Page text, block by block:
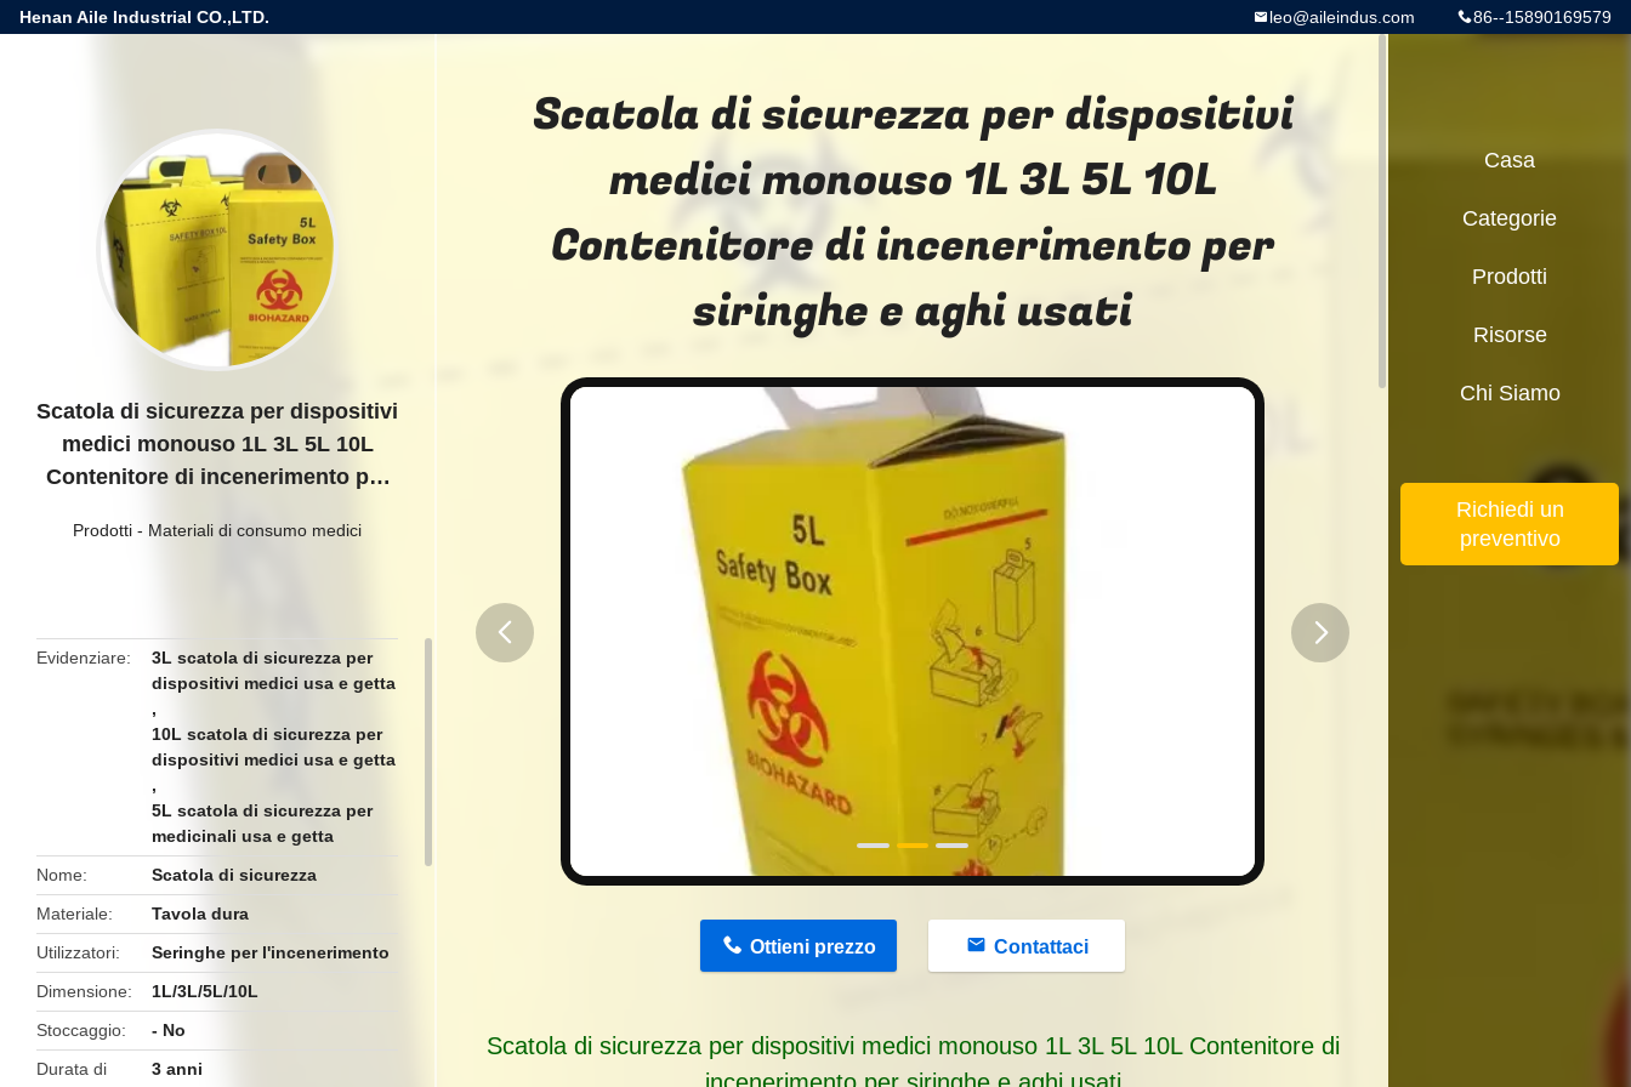
Henan Aile Industrial CO.,LTD. 86--15890169579
leo@aileindus.com
Scatola di sicurezza per dispositivi
medici monouso 1L 3L 5L 10L
Contenitore di incenerimento per
Prodotti - Materiali di consumo medici
Evidenziare
3L scatola di sicurezza per
dispositivi medici usa e getta
,
10L scatola di sicurezza per
dispositivi medici usa e getta
,
5L scatola di sicurezza per
medicinali usa e getta
Nome
Scatola di sicurezza
Materiale
Tavola dura
Utilizzatori
Seringhe per l'incenerimento
Dimensione
1L/3L/5L/10L
Stoccaggio
- No
Durata di
3 anni
Scatola di sicurezza per dispositivi
medici monouso 1L 3L 5L 10L
Contenitore di incenerimento per
siringhe e aghi usati
Ottieni prezzo Contattaci
Scatola di sicurezza per dispositivi medici monouso 1L 3L 5L 10L Contenitore di
Casa
Categorie
Prodotti
Risorse
Chi Siamo
Richiedi un
preventivo